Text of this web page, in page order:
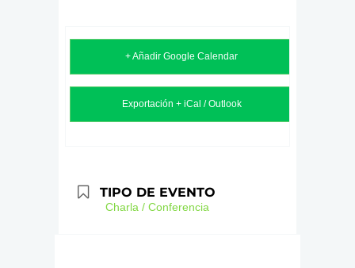
+ Añadir Google Calendar
Exportación + iCal / Outlook
TIPO DE EVENTO
Charla / Conferencia